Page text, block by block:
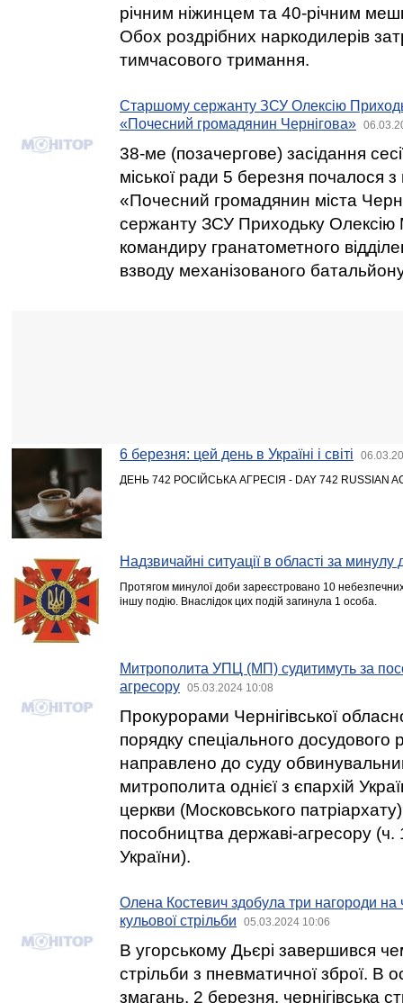
річним ніжинцем та 40-річним
Обох роздрібних наркодилерів
тимчасового тримання.
Старшому сержанту ЗСУ Олексію
«Почесний громадянин Чернігова»
38-ме (позачергове) засідання
міської ради 5 березня почалося
«Почесний громадянин міста
сержанту ЗСУ Приходьку
командиру гранатометного
взводу механізованого
6 березня: цей день в Україні і світі
ДЕНЬ 742 РОСІЙСЬКА АГРЕСІЯ - DAY 742 RUSSIAN
Надзвичайні ситуації в області за минулу
Протягом минулої доби зареєстровано 10
іншу подію. Внаслідок цих подій загинула 1 особа.
Митрополита УПЦ (МП) судитимуть за
агресору
05.03.2024 10:08
Прокурорами Чернігівської
порядку спеціального досудового
направлено до суду
митрополита однієї з єпархій
церкви (Московського
пособництва державі-агресору (ч.
України).
Олена Костевич здобула три нагороди на
кульової стрільби
05.03.2024 10:06
В угорському Дьєрі завершився
стрільби з пневматичної зброї. В
змагань, 2 березня, чернігівська